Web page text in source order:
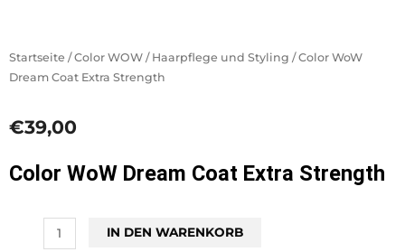
Startseite /Color WOW / Haarpflege und Styling / Color WoW
Dream Coat Extra Strength
€39,00
Color WoW Dream Coat Extra Strength
IN DEN WARENKORB